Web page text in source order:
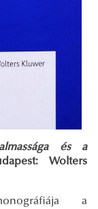
és a
Wolters
a